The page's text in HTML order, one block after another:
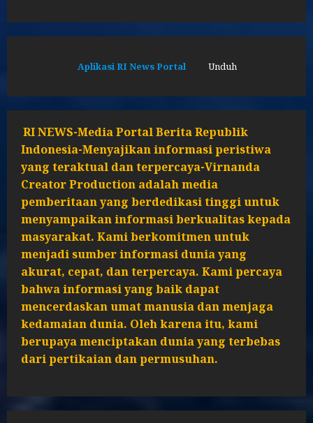
Aplikasi RI News Portal Unduh
RI NEWS-Media Portal Berita Republik
Indonesia-Menyajikan informasi peristiwa
yang teraktual dan terpercaya-Virnanda
Creator Production adalah media
pemberitaan yang berdedikasi tinggi untuk
menyampaikan informasi berkualitas kepada
masyarakat. Kami berkomitmen untuk
menjadi sumber informasi dunia yang
akurat, cepat, dan terpercaya. Kami percaya
bahwa informasi yang baik dapat
mencerdaskan umat manusia dan menjaga
kedamaian dunia. Oleh karena itu, kami
berupaya menciptakan dunia yang terbebas
dari pertikaian dan permusuhan.